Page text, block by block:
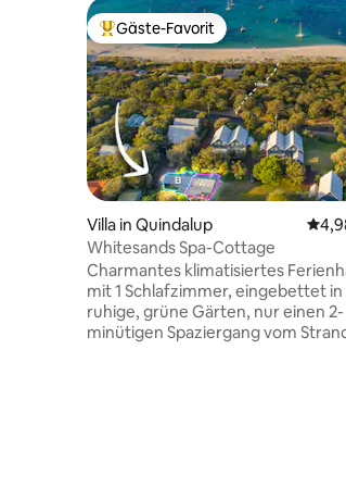
Beliebter Gäste-Favorit.
Gäste-Favorit
Villa in Quindalup
Whitesands Spa-Cottage
Charmantes klimatisiertes
mit 1 Schlafzimmer, eingebettet in
ruhige, grüne Gärten, nur einen 2-
minütigen Spaziergang vom